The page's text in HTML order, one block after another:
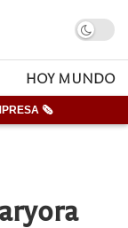
HOY MUNDO
🗞